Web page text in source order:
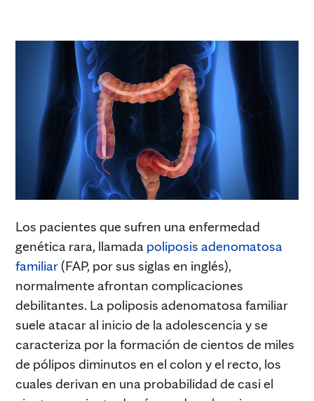
Los pacientes que sufren una enfermedad
genética rara, llamada poliposis adenomatosa
familiar(FAP, por sus siglas en inglés),
normalmente afrontan complicaciones
debilitantes. La poliposis adenomatosa familiar
suele atacar al inicio de la adolescencia y se
caracteriza por la formación de cientos de miles
de pólipos diminutos en el colon y el recto, los
cuales derivan en una probabilidad de casi el